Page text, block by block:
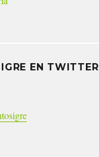
EN TWITTER